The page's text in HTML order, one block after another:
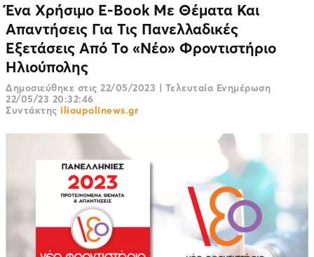
Ένα Χρήσιμο E-Book Με Θέματα Και
Απαντήσεις Για Τις Πανελλαδικές
Εξετάσεις Από Το «Νέο» Φροντιστήριο
Ηλιούπολης
Δημοσιεύθηκε στις 22/05/2023 | Τελευταία Ενημέρωση
22/05/23 20:32:46
Συντάκτης ilioupolinews.gr